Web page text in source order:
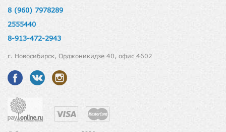
8 (960) 7978289
2555440
8-913-472-2943
г. Новосибирск, Орджоникидзе 40, офис 4602